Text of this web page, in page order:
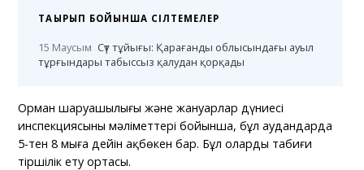
ТАҚЫРЫП БОЙЫНША СІЛТЕМЕЛЕР
15 Маусым Сүт тұйығы: Қарағанды облысындағы ауыл
тұрғындары табыссыз қалудан қорқады
Орман шаруашылығы және жануарлар дүниесі
инспекциясының мәліметтері бойынша, бұл аудандарда
5-тен 8 мыңға дейін ақбөкен бар. Бұл олардың табиғи
тіршілік ету ортасы.